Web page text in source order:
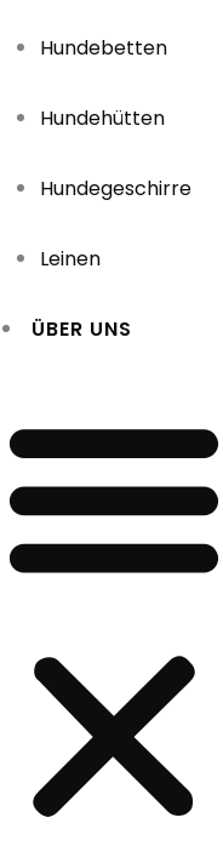
Hundebetten
Hundehütten
Hundegeschirre
Leinen
ÜBER UNS